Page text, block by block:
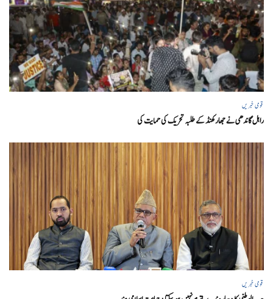
قومی خبریں
راہل گاندھی نے جھارکھنڈ کے طلبہ تحریک کی حمایت کی
قومی خبریں